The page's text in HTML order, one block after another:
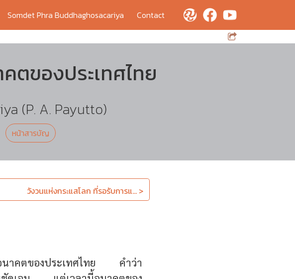
Somdet Phra Buddhaghosacariya
Contact
ตของประเทศไทย
(P. A. Payutto)
หน้าสารบัญ
วังวนแห่งกระแสโลก ที่รอรับการแ... >
นาคตของประเทศไทย คำว่า